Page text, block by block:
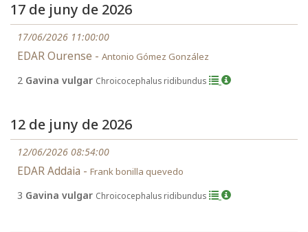
17 de juny de 2026
17/06/2026 11:00:00
EDAR Ourense - Antonio Gómez González
2 Gavina vulgar Chroicocephalus ridibundus
12 de juny de 2026
12/06/2026 08:54:00
EDAR Addaia - Frank bonilla quevedo
3 Gavina vulgar Chroicocephalus ridibundus